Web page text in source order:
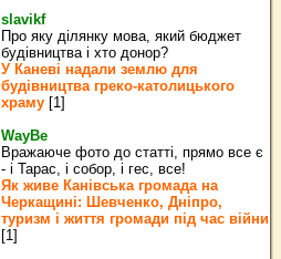
slavikf
Про яку ділянку мова, який бюджет
будівництва і хто донор?
У Каневі надали землю для
будівництва греко‐католицького
храму [1]
WayBe
Вражаюче фото до статті, прямо все є
- і Тарас, і собор, і гес, все!
Як живе Канівська громада на
Черкащині: Шевченко, Дніпро,
туризм і життя громади під час війни
[1]